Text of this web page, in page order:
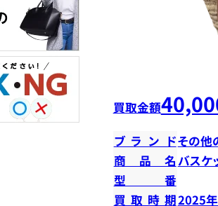
買取金額
ブランドその他
商品名バスケ
型番
買取時期2025